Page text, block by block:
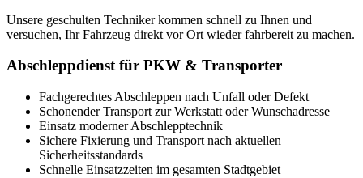
Unsere geschulten Techniker kommen schnell zu Ihnen und
versuchen, Ihr Fahrzeug direkt vor Ort wieder fahrbereit zu machen.
Abschleppdienst für PKW & Transporter
Fachgerechtes Abschleppen nach Unfall oder Defekt
Schonender Transport zur Werkstatt oder Wunschadresse
Einsatz moderner Abschlepptechnik
Sichere Fixierung und Transport nach aktuellen
Sicherheitsstandards
Schnelle Einsatzzeiten im gesamten Stadtgebiet